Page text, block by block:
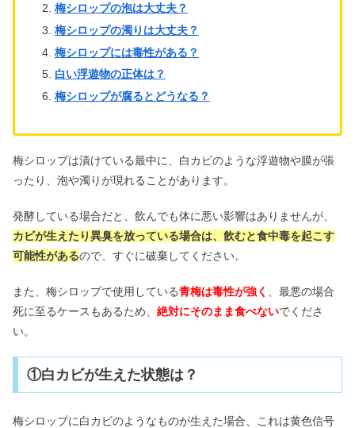
黒にんにくを食べてはいけない人｜栄
養や食べ過ぎデメリット
降水量4mmはどれくらい？雨・雪・ゴ
部屋の湿度は何パーセントがいい？や
ばい時に下げる＆上げる方法
梅シロップの泡は大丈夫？
梅シロップの濁りは大丈夫？
梅シロップには毒性がある？
白い浮遊物の正体は？
梅シロップが腐るとどうなる？
梅シロップは漬けている最中に、白カビのような浮遊物や膜が張
ったり、泡や濁りが現れることがあります。
発酵している場合だと、飲んでも体に悪い影響はありませんが、
カビが生えたり異臭を放っている場合は、飲むと食中毒を起こす
可能性があるので、すぐに破棄してください。
また、梅シロップで使用している青梅は毒性が強く
、最悪の場合
死に至るケースもあるため、 絶対にそのまま食べないでくださ
い。
①白カビが生えた状態は？
梅シロップに白カビのようなものが生えた場合、これは黄色信号